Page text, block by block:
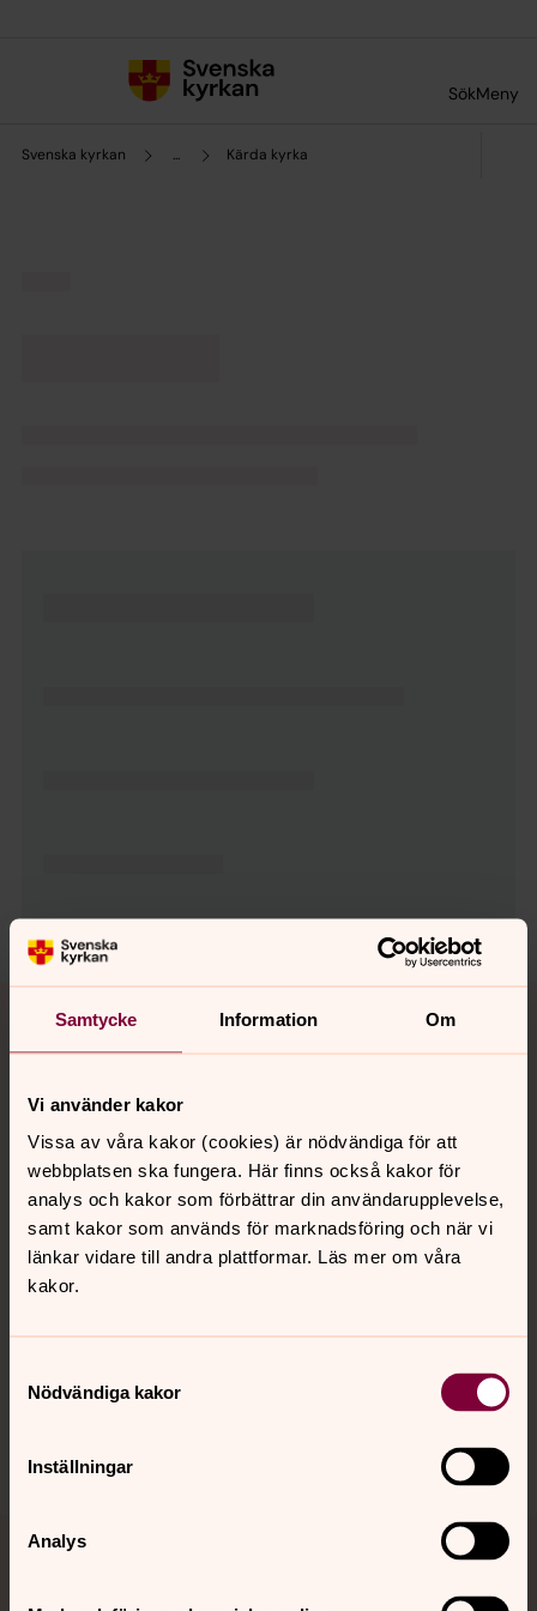
Samtycke Information Om
Vi använder kakor
Vissa av våra kakor (cookies) är nödvändiga för att
webbplatsen ska fungera. Här finns också kakor för
analys och kakor som förbättrar din användarupplevelse,
samt kakor som används för marknadsföring och när vi
länkar vidare till andra plattformar. Läs mer om våra
kakor.
Nödvändiga kakor
Inställningar
Analys
SökMeny
Svenska kyrkan ... Kärda kyrka
Tillbaka till toppen
Tillbaka till innehållet
Kontakt
Kalender
Hitta snabbt
Sociala kanaler